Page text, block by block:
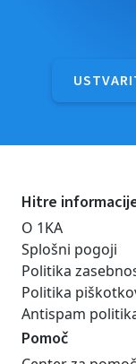
Hitre
O 1KA
Splošni pogoji
Politika
Politika
Antispam
Pomoč